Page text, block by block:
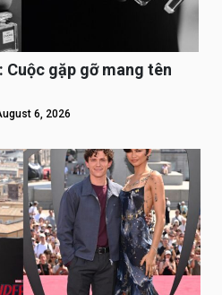
Cuộc gặp gỡ mang tên
6, 2026